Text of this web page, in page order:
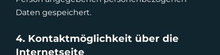
Daten gespeichert.
4. Kontaktmöglichkeit über die
Internetseite